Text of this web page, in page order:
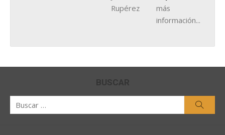
más
información...
BUSCAR